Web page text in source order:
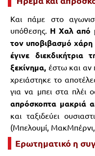
Και πάμε στο
υπόθεσης. Η Χαλ από
τον υποβιβασμό
έγινε
ξεκίνημα, έστω και αν
χρειάστηκε το
για να μπει στα πλέι
απρόσκοπτα μακριά
και ταξιδεύει
(Μπελουμί,
Ερωτηματικό η